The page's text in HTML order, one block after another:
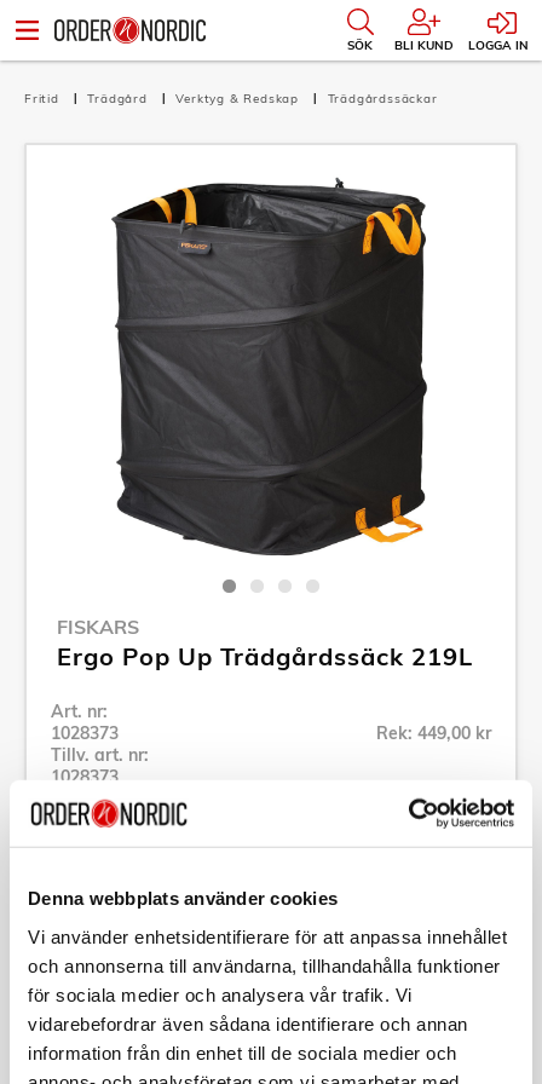
Denna webbplats använder cookies
Vi använder enhetsidentifierare för att anpassa innehållet
och annonserna till användarna, tillhandahålla funktioner
för sociala medier och analysera vår trafik. Vi
vidarebefordrar även sådana identifierare och annan
information från din enhet till de sociala medier och
SÖK BLI KUND LOGGA IN
Fritid Trädgård Verktyg & Redskap Trädgårdssäckar
FISKARS
Ergo Pop Up Trädgårdssäck 219L
Art. nr:
1028373
Tillv. art. nr:
1028373
Rek: 449,00 kr
Se alla produkter inom Fiskars
Specifikation
Beskrivning
Art. nr:1028373